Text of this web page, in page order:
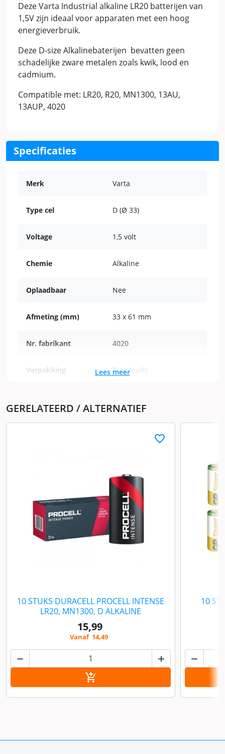
Deze Varta Industrial alkaline LR20 batterijen van
1,5V zijn ideaal voor apparaten met een hoog
energieverbruik.
Deze D-size Alkalinebaterijen bevatten geen
schadelijke zware metalen zoals kwik, lood en
cadmium.
Compatible met: LR20, R20, MN1300, 13AU,
13AUP, 4020
Specificaties
Merk Varta
Type cel D (Ø 33)
Voltage 1,5 volt
Chemie Alkaline
Oplaadbaar Nee
Afmeting (mm) 33 x 61 mm
Nr. fabrikant 4020
Verpakking Tray (bulk)
Aantal in verpakking 20 stuks
Lees meer
GERELATEERD / ALTERNATIEF
favorite_border
10 STUKS DURACELL PROCELL INTENSE
LR20, MN1300, D ALKALINE
15,99
Vanaf 14,49
 

10
